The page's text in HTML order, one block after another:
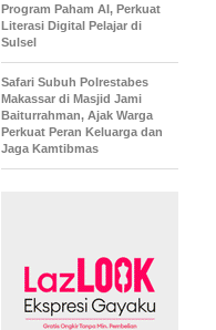
Program Paham AI, Perkuat
Literasi Digital Pelajar di
Sulsel
Safari Subuh Polrestabes
Makassar di Masjid Jami
Baiturrahman, Ajak Warga
Perkuat Peran Keluarga dan
Jaga Kamtibmas